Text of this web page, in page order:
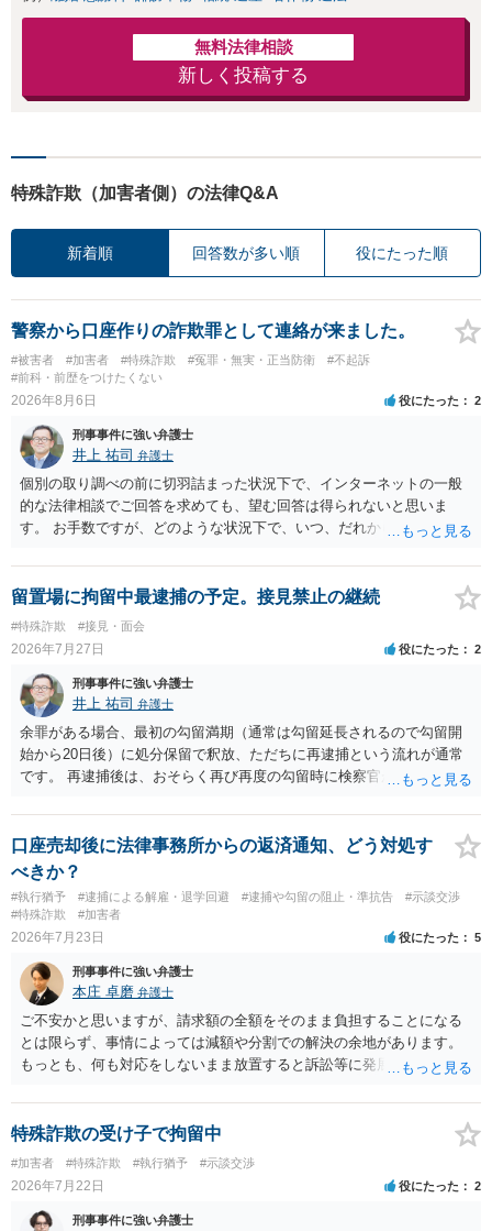
無料法律相談
新しく投稿する
特殊詐欺（加害者側）の法律Q&A
新着順 回答数が多い順 役にたった順
警察から口座作りの詐欺罪として連絡が来ました。
#被害者 #加害者 #特殊詐欺 #冤罪・無実・正当防衛
#不起訴
#前科・前歴をつけたくない
2026年8月6日 役にたった 2
刑事事件に強い弁護士
井上 祐司 弁護士
個別の取り調べの前に切羽詰まった状況下で、インターネットの一般
的な法律相談でご回答を求めても、望む回答は得られないと思いま
す。 お手数ですが、どのような状況下で、いつ、だれからどのような
の程度だと聞いているのかということについて、お近くで詳細な法律
相談を受けられたうえで対処方法を探された方がよいと思われます。
一般論でいえば、任意取り調べの場合、ＩＣレコーダーを持参して取
り調べ内容を録音することは必須だと考えます。
留置場に拘留中最逮捕の予定。接見禁止の継続
#特殊詐欺 #接見・面会
2026年7月27日 役にたった 2
刑事事件に強い弁護士
井上 祐司 弁護士
余罪がある場合、最初の勾留満期（通常は勾留延長されるので勾留開
始から20日後）に処分保留で釈放、ただちに再逮捕という流れが通常
です。 再逮捕後は、おそらく再び再度の勾留時に検察官が接見禁止を
口座売却後に法律事務所からの返済通知、どう対処す
べきか？
#執行猶予 #逮捕による解雇・退学回避 #逮捕や勾留の阻止・準抗告
#示談交渉
#特殊詐欺
#加害者
2026年7月23日 役にたった 5
刑事事件に強い弁護士
本庄 卓磨 弁護士
ご不安かと思いますが、請求額の全額をそのまま負担することになる
とは限らず、事情によっては減額や分割での解決の余地があります。
もっとも、何も対応をしないまま放置すると訴訟等に発展してしまう
めします。
特殊詐欺の受け子で拘留中
#加害者 #特殊詐欺 #執行猶予 #示談交渉
2026年7月22日 役にたった 2
刑事事件に強い弁護士